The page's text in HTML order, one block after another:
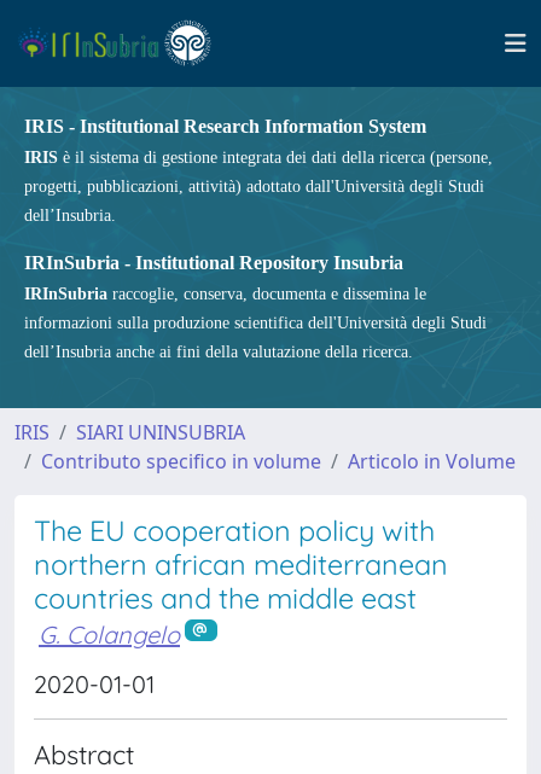
IRIS - Institutional Research Information System
IRIS è il sistema di gestione integrata dei dati della ricerca (persone,
progetti, pubblicazioni, attività) adottato dall'Università degli Studi
dell’Insubria.
IRInSubria - Institutional Repository Insubria
IRInSubria raccoglie, conserva, documenta e dissemina le
informazioni sulla produzione scientifica dell'Università degli Studi
dell’Insubria anche ai fini della valutazione della ricerca.
IRIS
SIARI UNINSUBRIA
Contributo specifico in volume
Articolo in Volume
The EU cooperation policy with
northern african mediterranean
countries and the middle east
G. Colangelo
2020-01-01
Abstract